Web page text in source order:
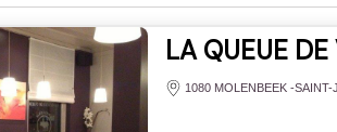
LA QUEUE DE
1080 MOLENBEEK -SAINT-